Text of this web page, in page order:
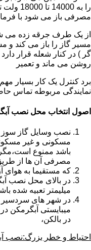
را به
مصرفی باز می شود با
از یک طرف جرقه زده می
مسیر گاز را باز می کند و
گر ) در کنار شعله قرار
روشن می ماند و تعمیر
برد کنترل یک کار بسیار
نمایندگی مربوطه تماس
اصول انتخاب محل نصب
نصب وسایل گاز سوز
باشد ممنوع است،مگر
مصرفی آن ها از
که مستقیما به هوای
میلیمتر تعبیه شده
در شهر های سردسیر
میبایستی آبگرمکن
در بالکن،
احتیاط و خطر بزرگ:نصب